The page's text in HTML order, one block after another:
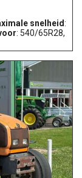
snelheid:
: 540/65R28,